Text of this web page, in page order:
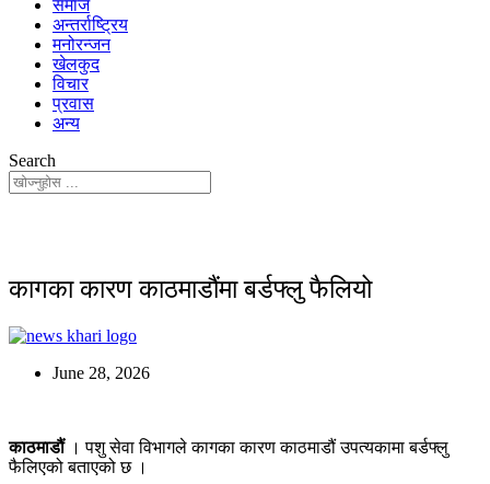
समाज
अन्तर्राष्ट्रिय
मनोरन्जन
खेलकुद
विचार
प्रवास
अन्य
Search
कागका कारण काठमाडौंमा बर्डफ्लु फैलियो
June 28, 2026
काठमाडौं। पशु सेवा विभागले कागका कारण काठमाडौं उपत्यकामा बर्डफ्लु
फैलिएको बताएको छ ।